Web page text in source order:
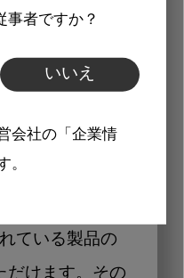
事者ですか？
いいえ
会社の「企業情
。
覧可能
ている製品の
だけます。その